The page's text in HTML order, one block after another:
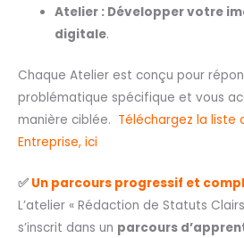
Atelier : Développer votre
digitale.
Chaque Atelier est conçu pour
problématique spécifique et vous
manière ciblée. Téléchargez la liste
Entreprise, ici
✅ Un parcours progressif et
L’atelier « Rédaction de Statuts
s’inscrit dans un parcours